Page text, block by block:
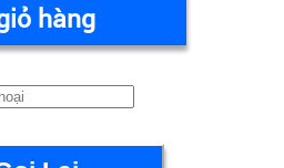
hàng